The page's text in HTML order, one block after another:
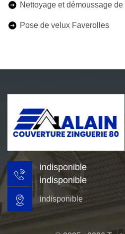
Nettoyage et démoussage
Pose de velux Faverolles
indisponible
indisponible
indisponible